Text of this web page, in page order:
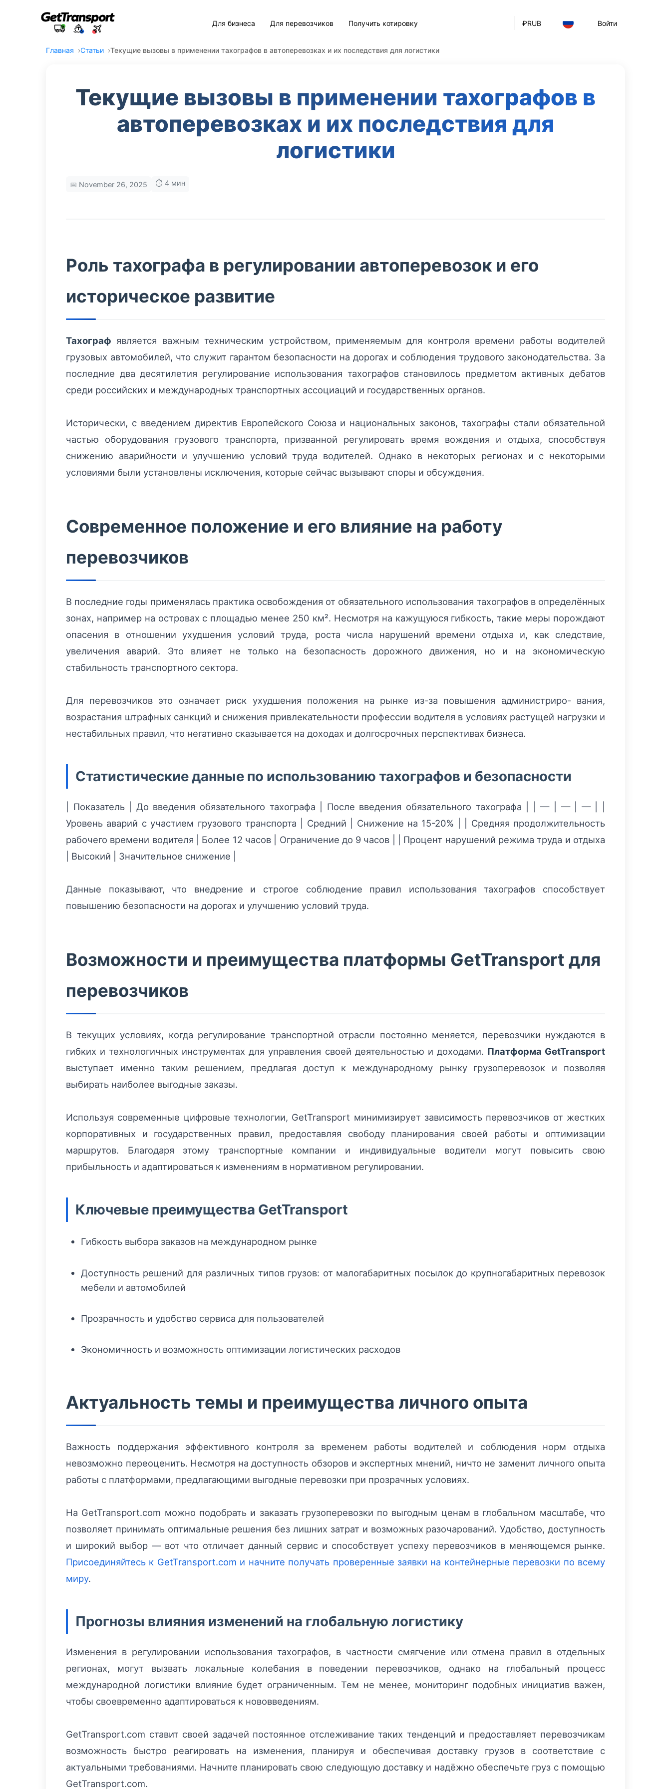
₽RUB Войти
Для бизнеса Для перевозчиков Получить котировку
Главная Статьи Текущие вызовы в применении тахографов в автоперевозках и их последствия для логистики
Текущие вызовы в применении тахографов в
автоперевозках и их последствия для
логистики
📅 November 26, 2025 ⏱️ 4 мин
Роль тахографа в регулировании автоперевозок и его
историческое развитие
Тахограф является важным техническим устройством, применяемым для контроля времени работы водителей
грузовых автомобилей, что служит гарантом безопасности на дорогах и соблюдения трудового законодательства. За
последние два десятилетия регулирование использования тахографов становилось предметом активных дебатов
среди российских и международных транспортных ассоциаций и государственных органов.
Исторически, с введением директив Европейского Союза и национальных законов, тахографы стали обязательной
частью оборудования грузового транспорта, призванной регулировать время вождения и отдыха, способствуя
снижению аварийности и улучшению условий труда водителей. Однако в некоторых регионах и с некоторыми
условиями были установлены исключения, которые сейчас вызывают споры и обсуждения.
Современное положение и его влияние на работу
перевозчиков
В последние годы применялась практика освобождения от обязательного использования тахографов в определённых
зонах, например на островах с площадью менее 250 км². Несмотря на кажущуюся гибкость, такие меры порождают
опасения в отношении ухудшения условий труда, роста числа нарушений времени отдыха и, как следствие,
увеличения аварий. Это влияет не только на безопасность дорожного движения, но и на экономическую
стабильность транспортного сектора.
Для перевозчиков это означает риск ухудшения положения на рынке из-за повышения администриро- вания,
возрастания штрафных санкций и снижения привлекательности профессии водителя в условиях растущей нагрузки и
нестабильных правил, что негативно сказывается на доходах и долгосрочных перспективах бизнеса.
Статистические данные по использованию тахографов и безопасности
| Показатель | До введения обязательного тахографа | После введения обязательного тахографа | | — | — | — | |
Уровень аварий с участием грузового транспорта | Средний | Снижение на 15-20% | | Средняя продолжительность
рабочего времени водителя | Более 12 часов | Ограничение до 9 часов | | Процент нарушений режима труда и отдыха
| Высокий | Значительное снижение |
Данные показывают, что внедрение и строгое соблюдение правил использования тахографов способствует
повышению безопасности на дорогах и улучшению условий труда.
Возможности и преимущества платформы GetTransport для
перевозчиков
В текущих условиях, когда регулирование транспортной отрасли постоянно меняется, перевозчики нуждаются в
гибких и технологичных инструментах для управления своей деятельностью и доходами. Платформа GetTransport
выступает именно таким решением, предлагая доступ к международному рынку грузоперевозок и позволяя
выбирать наиболее выгодные заказы.
Используя современные цифровые технологии, GetTransport минимизирует зависимость перевозчиков от жестких
корпоративных и государственных правил, предоставляя свободу планирования своей работы и оптимизации
маршрутов. Благодаря этому транспортные компании и индивидуальные водители могут повысить свою
прибыльность и адаптироваться к изменениям в нормативном регулировании.
Ключевые преимущества GetTransport
Гибкость выбора заказов на международном рынке
Доступность решений для различных типов грузов: от малогабаритных посылок до крупногабаритных перевозок
мебели и автомобилей
Прозрачность и удобство сервиса для пользователей
Экономичность и возможность оптимизации логистических расходов
Актуальность темы и преимущества личного опыта
Важность поддержания эффективного контроля за временем работы водителей и соблюдения норм отдыха
невозможно переоценить. Несмотря на доступность обзоров и экспертных мнений, ничто не заменит личного опыта
работы с платформами, предлагающими выгодные перевозки при прозрачных условиях.
На GetTransport.com можно подобрать и заказать грузоперевозки по выгодным ценам в глобальном масштабе, что
позволяет принимать оптимальные решения без лишних затрат и возможных разочарований. Удобство, доступность
и широкий выбор — вот что отличает данный сервис и способствует успеху перевозчиков в меняющемся рынке.
Присоединяйтесь к GetTransport.com и начните получать проверенные заявки на контейнерные перевозки по всему
миру.
Прогнозы влияния изменений на глобальную логистику
Изменения в регулировании использования тахографов, в частности смягчение или отмена правил в отдельных
регионах, могут вызвать локальные колебания в поведении перевозчиков, однако на глобальный процесс
международной логистики влияние будет ограниченным. Тем не менее, мониторинг подобных инициатив важен,
чтобы своевременно адаптироваться к нововведениям.
GetTransport.com ставит своей задачей постоянное отслеживание таких тенденций и предоставляет перевозчикам
возможность быстро реагировать на изменения, планируя и обеспечивая доставку грузов в соответствие с
актуальными требованиями. Начните планировать свою следующую доставку и надёжно обеспечьте груз с помощью
GetTransport.com.